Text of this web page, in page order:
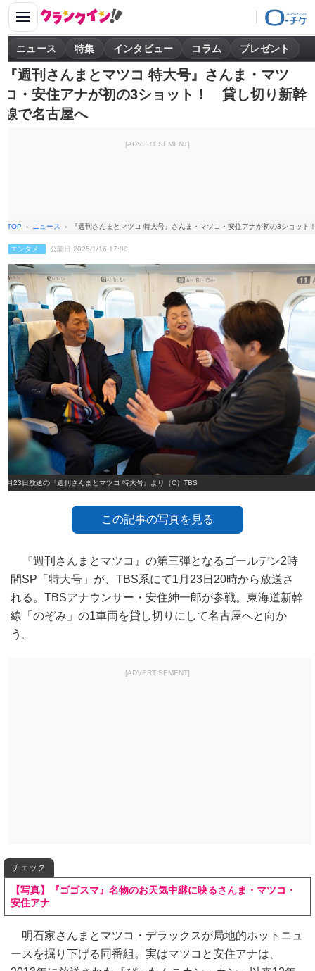
ニュース 特集 インタビュー コラム プレゼント
『週刊さんまとマツコ 特大号』さんま・マツ
コ・安住アナが初の3ショット！ 貸し切り新幹
線で名古屋へ
[ADVERTISEMENT]
TOP ニュース 『週刊さんまとマツコ 特大号』さんま・マツコ・安住アナが初の3ショッ
エンタメ 公開日 2025/1/16 17:00
1月23日放送の『週刊さんまとマツコ 特大号』より（C）TBS
この記事の写真を見る
『週刊さんまとマツコ』の第三弾となるゴールデン2時
間SP「特大号」が、TBS系にて1月23日20時から放送さ
れる。TBSアナウンサー・安住紳一郎が参戦。東海道新幹
線「のぞみ」の1車両を貸し切りにして名古屋へと向か
う。
[ADVERTISEMENT]
チェック
【写真】『ゴゴスマ』名物のお天気中継に映るさんま・マツコ・
安住アナ
明石家さんまとマツコ・デラックスが局地的ホットニュ
ースを掘り下げる同番組。実はマツコと安住アナは、